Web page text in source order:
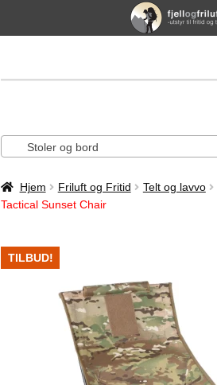
Stoler og bord
Hjem Friluft og Fritid Telt og lavvo
Tactical Sunset Chair
TILBUD!